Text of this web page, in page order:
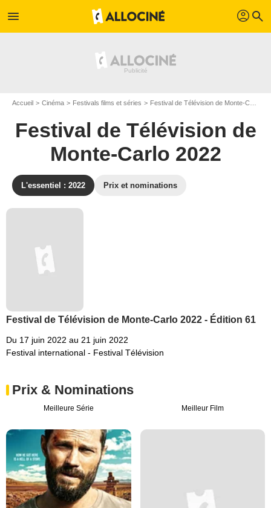
menu profil search
Accueil Cinéma Festivals films et séries Festival de Télévision de Monte-Carlo
Festival de Télévision de
Monte-Carlo 2022
L'essentiel : 2022 Prix et nominations
Festival de Télévision de Monte-Carlo 2022 - Édition 61
Du 17 juin 2022 au 21 juin 2022
Festival international - Festival Télévision
Prix & Nominations
Meilleure Série Meilleur Film